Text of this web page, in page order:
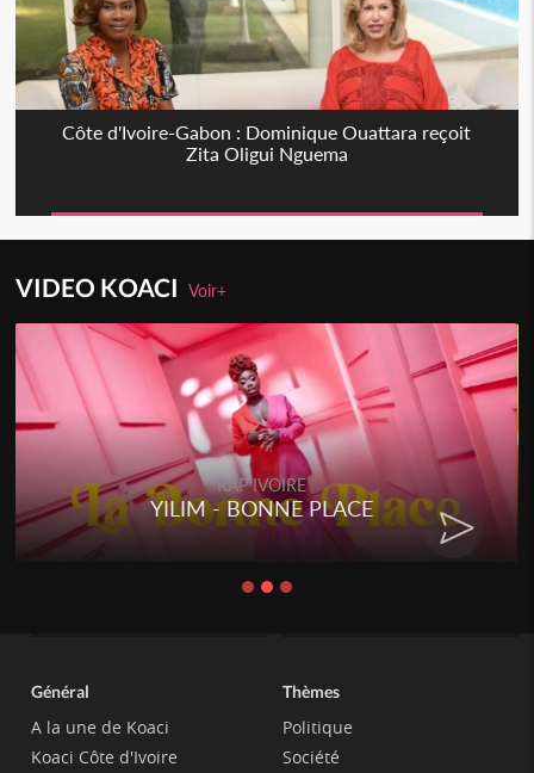
Côte d'Ivoire-Gabon : Dominique Ouattara reçoit
Zita Oligui Nguema
VIDEO KOACIVoir+
RAP IVOIRE
YILIM - BONNE PLACE
Général
A la une de Koaci
Koaci Côte d'Ivoire
Thèmes
Politique
Société